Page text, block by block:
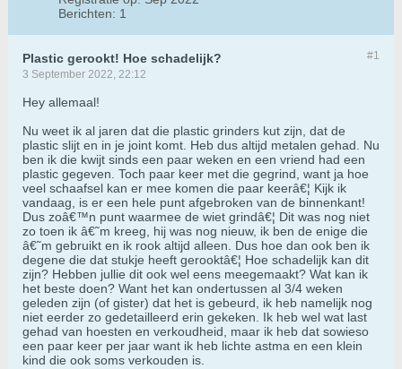
Berichten: 1
#1
Plastic gerookt! Hoe schadelijk?
3 September 2022, 22:12
Hey allemaal!
Nu weet ik al jaren dat die plastic grinders kut zijn, dat de
plastic slijt en in je joint komt. Heb dus altijd metalen gehad. Nu
ben ik die kwijt sinds een paar weken en een vriend had een
plastic gegeven. Toch paar keer met die gegrind, want ja hoe
veel schaafsel kan er mee komen die paar keerâ€¦ Kijk ik
vandaag, is er een hele punt afgebroken van de binnenkant!
Dus zoâ€™n punt waarmee de wiet grindâ€¦ Dit was nog niet
zo toen ik â€˜m kreeg, hij was nog nieuw, ik ben de enige die
â€˜m gebruikt en ik rook altijd alleen. Dus hoe dan ook ben ik
degene die dat stukje heeft gerooktâ€¦ Hoe schadelijk kan dit
zijn? Hebben jullie dit ook wel eens meegemaakt? Wat kan ik
het beste doen? Want het kan ondertussen al 3/4 weken
geleden zijn (of gister) dat het is gebeurd, ik heb namelijk nog
niet eerder zo gedetailleerd erin gekeken. Ik heb wel wat last
gehad van hoesten en verkoudheid, maar ik heb dat sowieso
een paar keer per jaar want ik heb lichte astma en een klein
kind die ook soms verkouden is.